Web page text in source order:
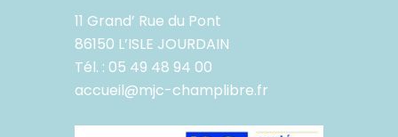
11 Grand’ Rue du Pont
86150 L’ISLE JOURDAIN
Tél. : 05 49 48 94 00
accueil@mjc-champlibre.fr